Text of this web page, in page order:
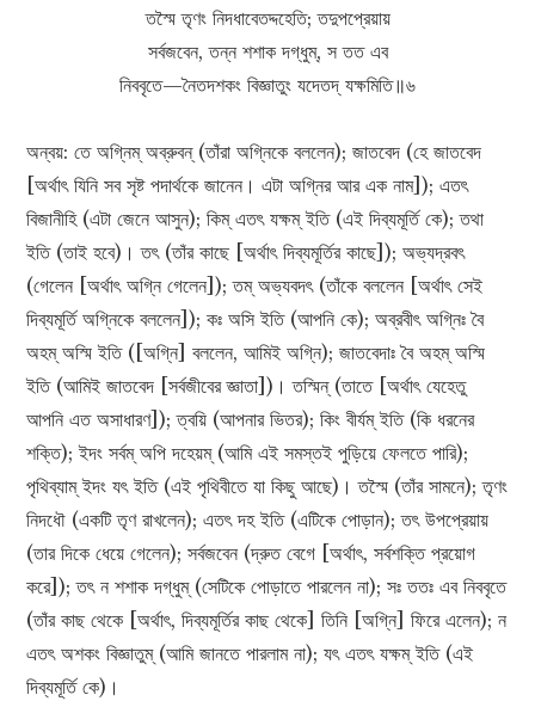
তস্মৈ তৃণং নিদধাবেতদ্দহেতি; তদুপপ্রেয়ায়
সর্বজবেন, তন্ন শশাক দগ্ধুম্, স তত এব
নিববৃতে—নৈতদশকং বিজ্ঞাতুং যদেতদ্ যক্ষমিতি॥৬
অন্বয়: তে অগ্নিম্ অব্রুবন্ (তাঁরা অগ্নিকে বললেন); জাতবেদ (হে জাতবেদ
[অর্থাৎ যিনি সব সৃষ্ট পদার্থকে জানেন। এটা অগ্নির আর এক নাম]); এতৎ
বিজানীহি (এটা জেনে আসুন); কিম্ এতৎ যক্ষম্ ইতি (এই দিব্যমূর্তি কে); তথা
ইতি (তাই হবে)। তৎ (তাঁর কাছে [অর্থাৎ দিব্যমূর্তির কাছে]); অভ্যদ্রবৎ
(গেলেন [অর্থাৎ অগ্নি গেলেন]); তম্ অভ্যবদৎ (তাঁকে বললেন [অর্থাৎ সেই
দিব্যমূর্তি অগ্নিকে বললেন]); কঃ অসি ইতি (আপনি কে); অব্রবীৎ অগ্নিঃ বৈ
অহম্ অস্মি ইতি ([অগ্নি] বললেন, আমিই অগ্নি); জাতবেদাঃ বৈ অহম্ অস্মি
ইতি (আমিই জাতবেদ [সর্বজীবের জ্ঞাতা])। তস্মিন্ (তাতে [অর্থাৎ যেহেতু
আপনি এত অসাধারণ]); ত্বয়ি (আপনার ভিতর); কিং বীর্যম্ ইতি (কি ধরনের
শক্তি); ইদং সর্বম্ অপি দহেয়ম্ (আমি এই সমস্তই পুড়িয়ে ফেলতে পারি);
পৃথিব্যাম্ ইদং যৎ ইতি (এই পৃথিবীতে যা কিছু আছে)। তস্মৈ (তাঁর সামনে); তৃণং
নিদধৌ (একটি তৃণ রাখলেন); এতৎ দহ ইতি (এটিকে পোড়ান); তৎ উপপ্রেয়ায়
(তার দিকে ধেয়ে গেলেন); সর্বজবেন (দ্রুত বেগে [অর্থাৎ, সর্বশক্তি প্রয়োগ
করে]); তৎ ন শশাক দগ্ধুম্ (সেটিকে পোড়াতে পারলেন না); সঃ ততঃ এব নিববৃতে
(তাঁর কাছ থেকে [অর্থাৎ, দিব্যমূর্তির কাছ থেকে] তিনি [অগ্নি] ফিরে এলেন); ন
এতৎ অশকং বিজ্ঞাতুম্ (আমি জানতে পারলাম না); যৎ এতৎ যক্ষম্ ইতি (এই
দিব্যমূর্তি কে)।